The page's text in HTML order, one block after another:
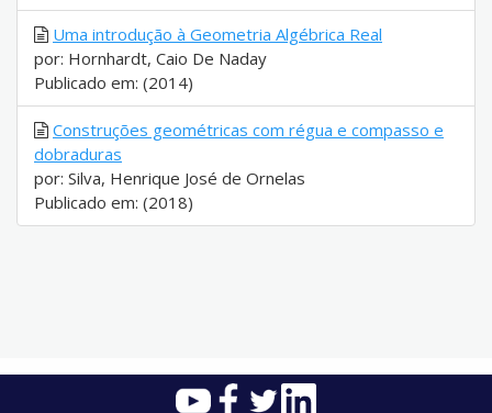
Uma introdução à Geometria Algébrica Real
por: Hornhardt, Caio De Naday
Publicado em: (2014)
Construções geométricas com régua e compasso e
dobraduras
por: Silva, Henrique José de Ornelas
Publicado em: (2018)